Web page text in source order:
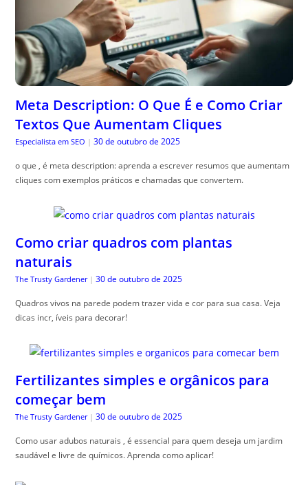
Meta Description: O Que É e Como Criar
Textos Que Aumentam Cliques
Especialista em SEO | 30 de outubro de 2025
o que , é meta description: aprenda a escrever resumos que aumentam
cliques com exemplos práticos e chamadas que convertem.
Como criar quadros com plantas
naturais
The Trusty Gardener | 30 de outubro de 2025
Quadros vivos na parede podem trazer vida e cor para sua casa. Veja
dicas incr, íveis para decorar!
Fertilizantes simples e orgânicos para
começar bem
The Trusty Gardener | 30 de outubro de 2025
Como usar adubos naturais , é essencial para quem deseja um jardim
saudável e livre de químicos. Aprenda como aplicar!